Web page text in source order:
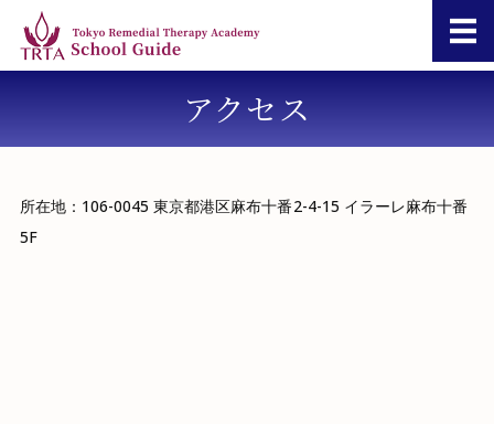
TRTA 東京リメ
豪州オイルマッサージ資格
リメディアルセラピー実践
アクセス
所在地：106-0045 東京都港区麻布十番2-4-15 イラーレ麻布十番
5F